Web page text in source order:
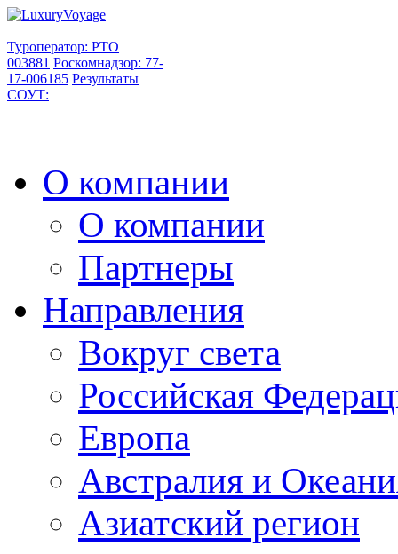
Туроператор: РТО
003881 Роскомнадзор: 77-
17-006185 Результаты
СОУТ:
О компании
О компании
Партнеры
Направления
Вокруг света
Российская
Европа
Австралия и
Азиатский регион